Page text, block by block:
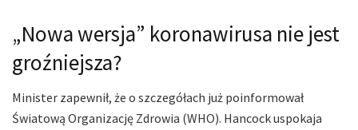
„Nowa wersja” koronawirusa nie jest
groźniejsza?
Minister zapewnił, że o szczegółach już poinformował
Światową Organizację Zdrowia (WHO). Hancock uspokaja